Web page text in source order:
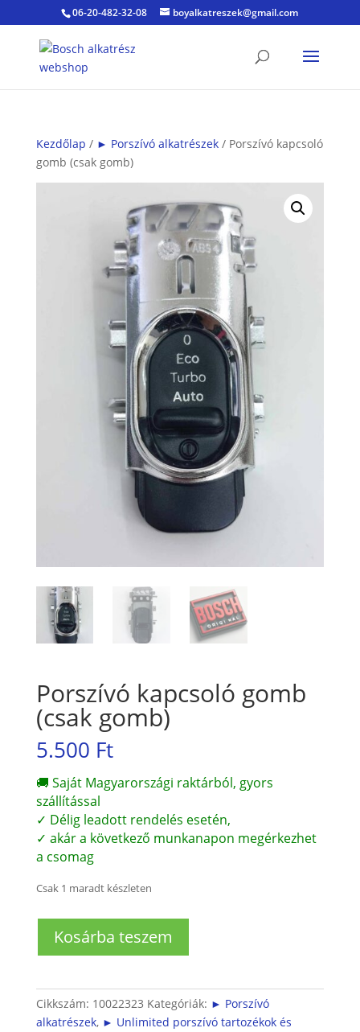
06-20-482-32-08 boyalkatreszek@gmail.com
Kezdőlap / ► Porszívó alkatrészek/ Porszívó kapcsoló
gomb (csak gomb)
Porszívó kapcsoló gomb
(csak gomb)
5.500 Ft
🚚 Saját Magyarországi raktárból, gyors
szállítással
✓ Délig leadott rendelés esetén,
✓ akár a következő munkanapon megérkezhet
a csomag
Csak 1 maradt készleten
kapcsoló
gomb)
mennyiség
Kosárba teszem
Cikkszám: 10022323 Kategóriák: ► Porszívó
alkatrészek, ► Unlimited porszívó tartozékok és